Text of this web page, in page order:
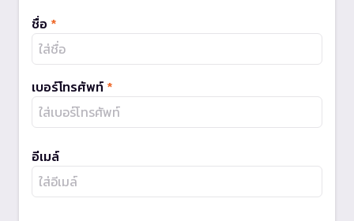
ชื่อ *
เบอร์โทรศัพท์ *
อีเมล์